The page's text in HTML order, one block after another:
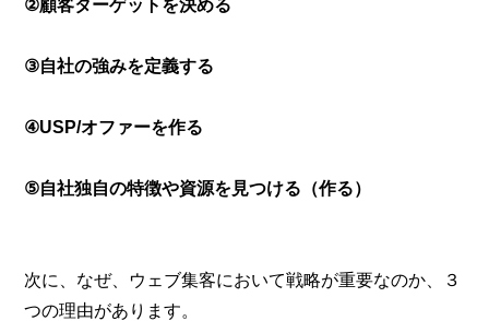
②顧客ターゲットを決める
③自社の強みを定義する
④USP/オファーを作る
⑤自社独自の特徴や資源を見つける（作る）
次に、なぜ、ウェブ集客において戦略が重要なのか、３
つの理由があります。